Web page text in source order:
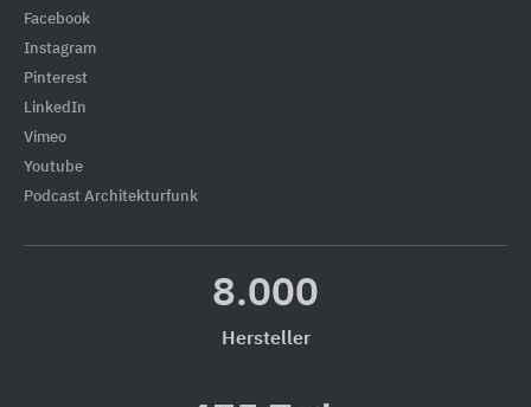
Facebook
Instagram
Pinterest
LinkedIn
Vimeo
Youtube
Podcast Architekturfunk
8.000
Hersteller